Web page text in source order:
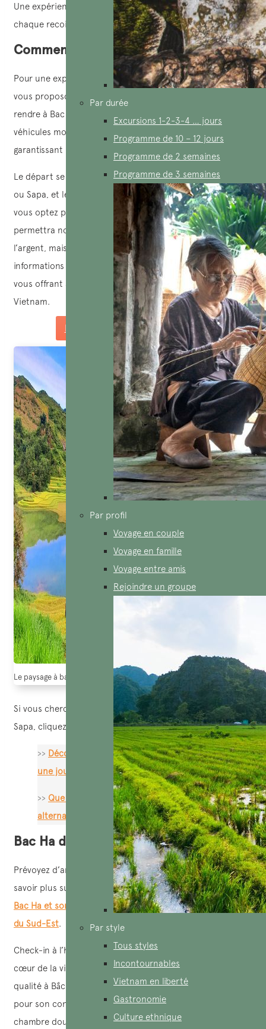
Par durée
Excursions 1-2-3-4 … jours
Programme de 10 – 12 jours
Programme de 2 semaines
Programme de 3 semaines
Par profil
Voyage en couple
Voyage en famille
Voyage entre amis
Rejoindre un groupe
Par style
Tous styles
Incontournables
Vietnam en liberté
Gastronomie
Culture ethnique
Une expérience authentique qui m’a permis d’explorer
chaque recoin à mon rythme.
Comment aller à Bac Ha?
Pour une expérience plus confortable et pratique, nous
vous proposons un service de transport privé pour vous
rendre à Bac Ha. Nous mettons à votre disposition des
véhicules modernes et climatisés avec chauffeur,
garantissant un trajet agréable et sans tracas.
Le départ se fait directement depuis votre hôtel à Lao Cai
ou Sapa, et le trajet vers Bac Ha prend environ 1h45. Si
vous optez pour un
service de guide-chauffeur, cela vous
permettra non seulement d’économiser du temps et de
l’argent, mais aussi de découvrir de nombreuses
informations et anecdotes intéressantes sur la destination,
vous offrant ainsi une meilleure compréhension du
Vietnam.
Demandez un devis sur mesure
Le paysage à bac ha, trop magnifique (Source: Khám phá Bac Ha)
Si vous cherchez également des suggestions pour visiter
Sapa, cliquez ici.
>> Découverte de Sapa, Ma Tra et Ta Phin en
une journée
>> Que faire à Sapa? Lao Chai Ta Van, une
alternative à découvrir
Bac Ha découverte en jour 1
Prévoyez d’arriver à Bac Haaux alentours de midi. Pour
savoir plus sur ce lieu, consultez notre guide détaillé sur
Bac Ha et son marché ethnique le plus remarquable d’Asie
du Sud-Est.
Check-in à l’hôtel, un choix économique et bien situé au
cœur de la ville. Il existe de nombreux hébergements de
qualité à Bắc Hà, parmi lesquels leBac Ha Boutique
pour son confort et sa propreté. Si vous optez pour une
chambre double avec vue sur le lac, vous aurez la chance